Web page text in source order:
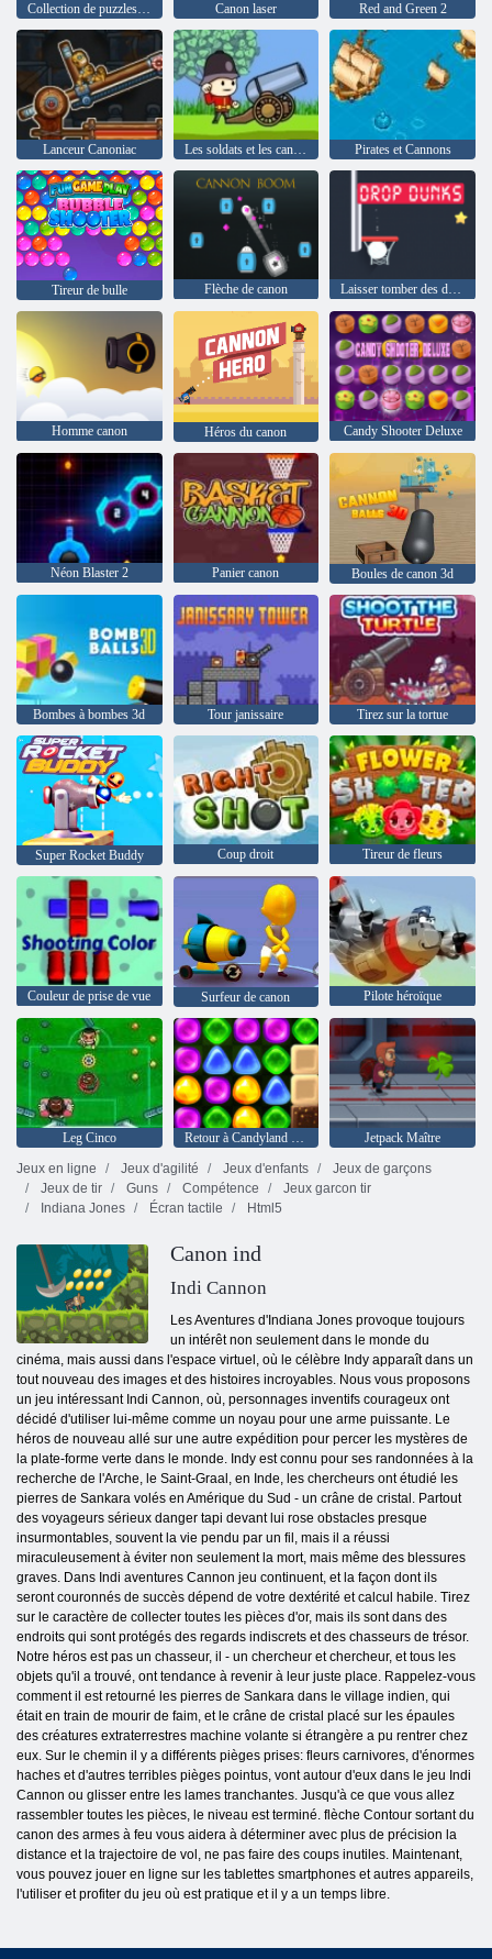
Collection de puzzles Indiana Jones Canon laser Red and Green 2
Lanceur Canoniac Les soldats et les canons: Attaque Montagne Pirates et Cannons
Tireur de bulle Flèche de canon Laisser tomber des dunks
Homme canon Héros du canon Candy Shooter Deluxe
Néon Blaster 2 Panier canon Boules de canon 3d
Bombes à bombes 3d Tour janissaire Tirez sur la tortue
Super Rocket Buddy Coup droit Tireur de fleurs
Couleur de prise de vue Surfeur de canon Pilote héroïque
Leg Cinco
Jetpack Maître
Jeux en ligne
Jeux d'agilité Jeux d'enfants
Jeux de garçons
Jeux de tir
Guns Compétence
Jeux garcon tir
Indiana Jones
Écran tactile Html5
Canon ind
Indi Cannon
Les Aventures d'Indiana Jones provoque toujours
un intérêt non seulement dans le monde du
cinéma, mais aussi dans l'espace virtuel, où le célèbre Indy apparaît dans un
tout nouveau des images et des histoires incroyables. Nous vous proposons
un jeu intéressant Indi Cannon, où, personnages inventifs courageux ont
décidé d'utiliser lui-même comme un noyau pour une arme puissante. Le
héros de nouveau allé sur une autre expédition pour percer les mystères de
la plate-forme verte dans le monde. Indy est connu pour ses randonnées à la
recherche de l'Arche, le Saint-Graal, en Inde, les chercheurs ont étudié les
pierres de Sankara volés en Amérique du Sud - un crâne de cristal. Partout
des voyageurs sérieux danger tapi devant lui rose obstacles presque
insurmontables, souvent la vie pendu par un fil, mais il a réussi
miraculeusement à éviter non seulement la mort, mais même des blessures
graves. Dans Indi aventures Cannon jeu continuent, et la façon dont ils
seront couronnés de succès dépend de votre dextérité et calcul habile. Tirez
sur le caractère de collecter toutes les pièces d'or, mais ils sont dans des
endroits qui sont protégés des regards indiscrets et des chasseurs de trésor.
Notre héros est pas un chasseur, il - un chercheur et chercheur, et tous les
objets qu'il a trouvé, ont tendance à revenir à leur juste place. Rappelez-vous
comment il est retourné les pierres de Sankara dans le village indien, qui
était en train de mourir de faim, et le crâne de cristal placé sur les épaules
des créatures extraterrestres machine volante si étrangère a pu rentrer chez
eux. Sur le chemin il y a différents pièges prises: fleurs carnivores, d'énormes
haches et d'autres terribles pièges pointus, vont autour d'eux dans le jeu Indi
Cannon ou glisser entre les lames tranchantes. Jusqu'à ce que vous allez
rassembler toutes les pièces, le niveau est terminé. flèche Contour sortant du
canon des armes à feu vous aidera à déterminer avec plus de précision la
distance et la trajectoire de vol, ne pas faire des coups inutiles. Maintenant,
vous pouvez jouer en ligne sur les tablettes smartphones et autres appareils,
l'utiliser et profiter du jeu où est pratique et il y a un temps libre.